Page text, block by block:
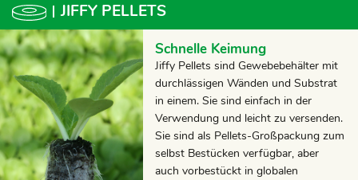
JIFFY PELLETS
Schnelle Keimung
Jiffy Pellets sind Gewebebehälter mit
durchlässigen Wänden und Substrat
in einem. Sie sind einfach in der
Verwendung und leicht zu versenden.
Sie sind als Pellets-Großpackung zum
selbst Bestücken verfügbar, aber
auch vorbestückt in globalen